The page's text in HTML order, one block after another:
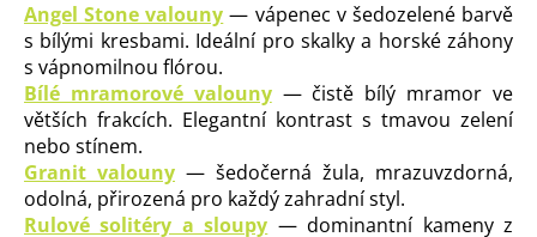
Angel Stone valouny — vápenec v šedozelené barvě
s bílými kresbami. Ideální pro skalky a horské záhony
s vápnomilnou flórou.
Bílé mramorové valouny— čistě bílý mramor ve
větších frakcích. Elegantní kontrast s tmavou zelení
nebo stínem.
Granit valouny — šedočerná žula, mrazuvzdorná,
odolná, přirozená pro každý zahradní styl.
Rulové solitéry a sloupy — dominantní kameny z